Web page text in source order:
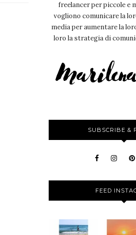
freelancer per piccole e
vogliono comunicare la
media per aumentare la
loro la strategia di
SUBSCRIBE &
FEED